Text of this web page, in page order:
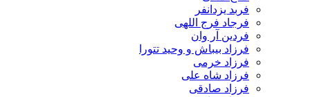
فربد یزدانفر
فرجاد فرج اللهی
فردین آر وان
فرزاد بیباش و وحید تتورا
فرزاد خرمی
فرزاد شاه علی
فرزاد صادقی